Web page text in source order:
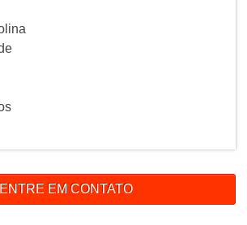
ENTRE EM CONTATO